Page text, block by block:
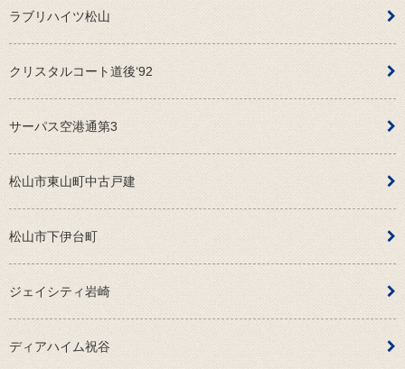
ラブリハイツ松山
クリスタルコート道後‘92
サーパス空港通第3
松山市東山町中古戸建
松山市下伊台町
ジェイシティ岩崎
ディアハイム祝谷